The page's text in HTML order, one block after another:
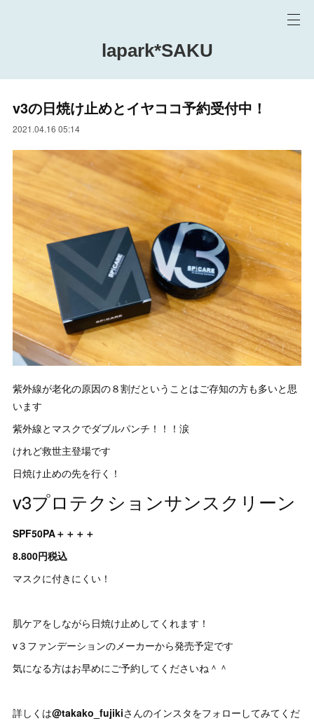
lapark*SAKU
v3の日焼け止めとイヤココ予約受付中！
2021.04.16 05:14
紫外線が老化の原因の８割だということはご存知の方も多いと思
います
紫外線とマスクでダブルパンチ！！！涙
けれど救世主登場です
日焼け止めの先を行く！
v3プロテクションサンスクリーン
SPF50PA＋＋＋＋
8.800円税込
マスクに付きにくい！
肌ケアをしながら日焼け止めしてくれます！
v３ファンデーションのメーカーから発売予定です
気になる方はお早めにご予約してくださいね＾＾
詳しくは@takako_fujikiさんのインスタをフォローしてみてくだ